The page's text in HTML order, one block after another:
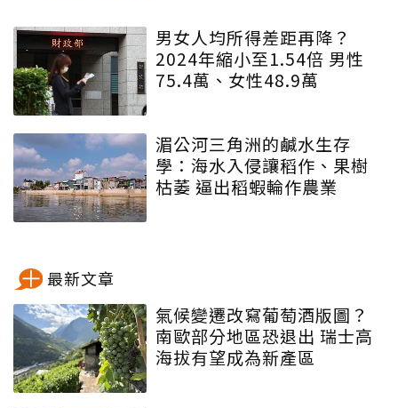
男女人均所得差距再降？
2024年縮小至1.54倍 男性
75.4萬、女性48.9萬
湄公河三角洲的鹹水生存
學：海水入侵讓稻作、果樹
枯萎 逼出稻蝦輪作農業
最新文章
氣候變遷改寫葡萄酒版圖？
南歐部分地區恐退出 瑞士高
海拔有望成為新產區